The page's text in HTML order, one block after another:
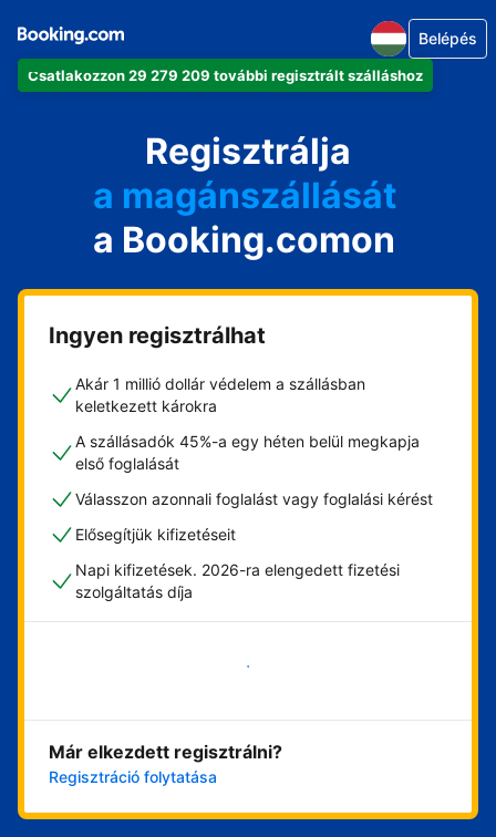
Csatlakozzon 29 279 209 további regisztrált szálláshoz
Belépés
Regisztrálja
az apartmanját
a szállodáját
a magánszállását
a vendégházát
a házát
a Booking.comon
Ingyen regisztrálhat
Akár 1 millió dollár védelem a szállásban
keletkezett károkra
A szállásadók 45%-a egy héten belül megkapja
első foglalását
Válasszon azonnali foglalást vagy foglalási kérést
Elősegítjük kifizetéseit
Napi kifizetések. 2026-ra elengedett fizetési
szolgáltatás díja
Vágjon bele most
Már elkezdett regisztrálni?
Regisztráció folytatása